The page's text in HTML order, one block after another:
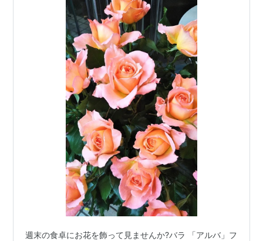
週末の食卓にお花を飾って見ませんか?バラ 「アルバ」フ